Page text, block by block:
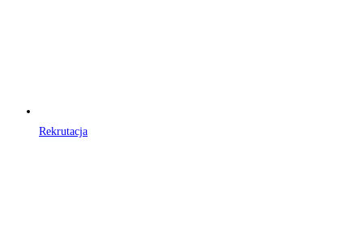
Rekrutacja